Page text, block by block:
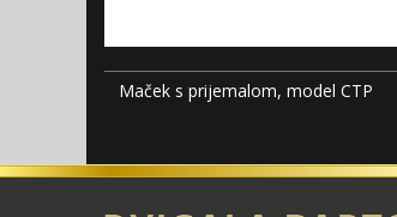
Maček s prijemalom, model CTP